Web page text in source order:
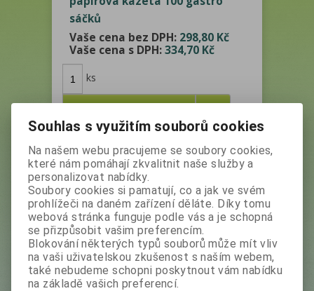
sáčků
Vaše cena bez DPH: 298,80 Kč
Vaše cena s DPH:334,70 Kč
ks
Výrobce:Basilur
Katalogové číslo: 28291
Skladem:4 ks
EAN:4792252953277
Dotaz na výrobek
Doporučit výrobek
Tisk
Souhlas s využitím souborů cookies
Na našem webu pracujeme se soubory cookies,
které nám pomáhají zkvalitnit naše služby a
personalizovat nabídky.
Soubory cookies si pamatují, co a jak ve svém
prohlížeči na daném zařízení děláte. Díky tomu
webová stránka funguje podle vás a je schopná
se přizpůsobit vašim preferencím.
Blokování některých typů souborů může mít vliv
na vaši uživatelskou zkušenost s naším webem,
také nebudeme schopni poskytnout vám nabídku
na základě vašich preferencí.